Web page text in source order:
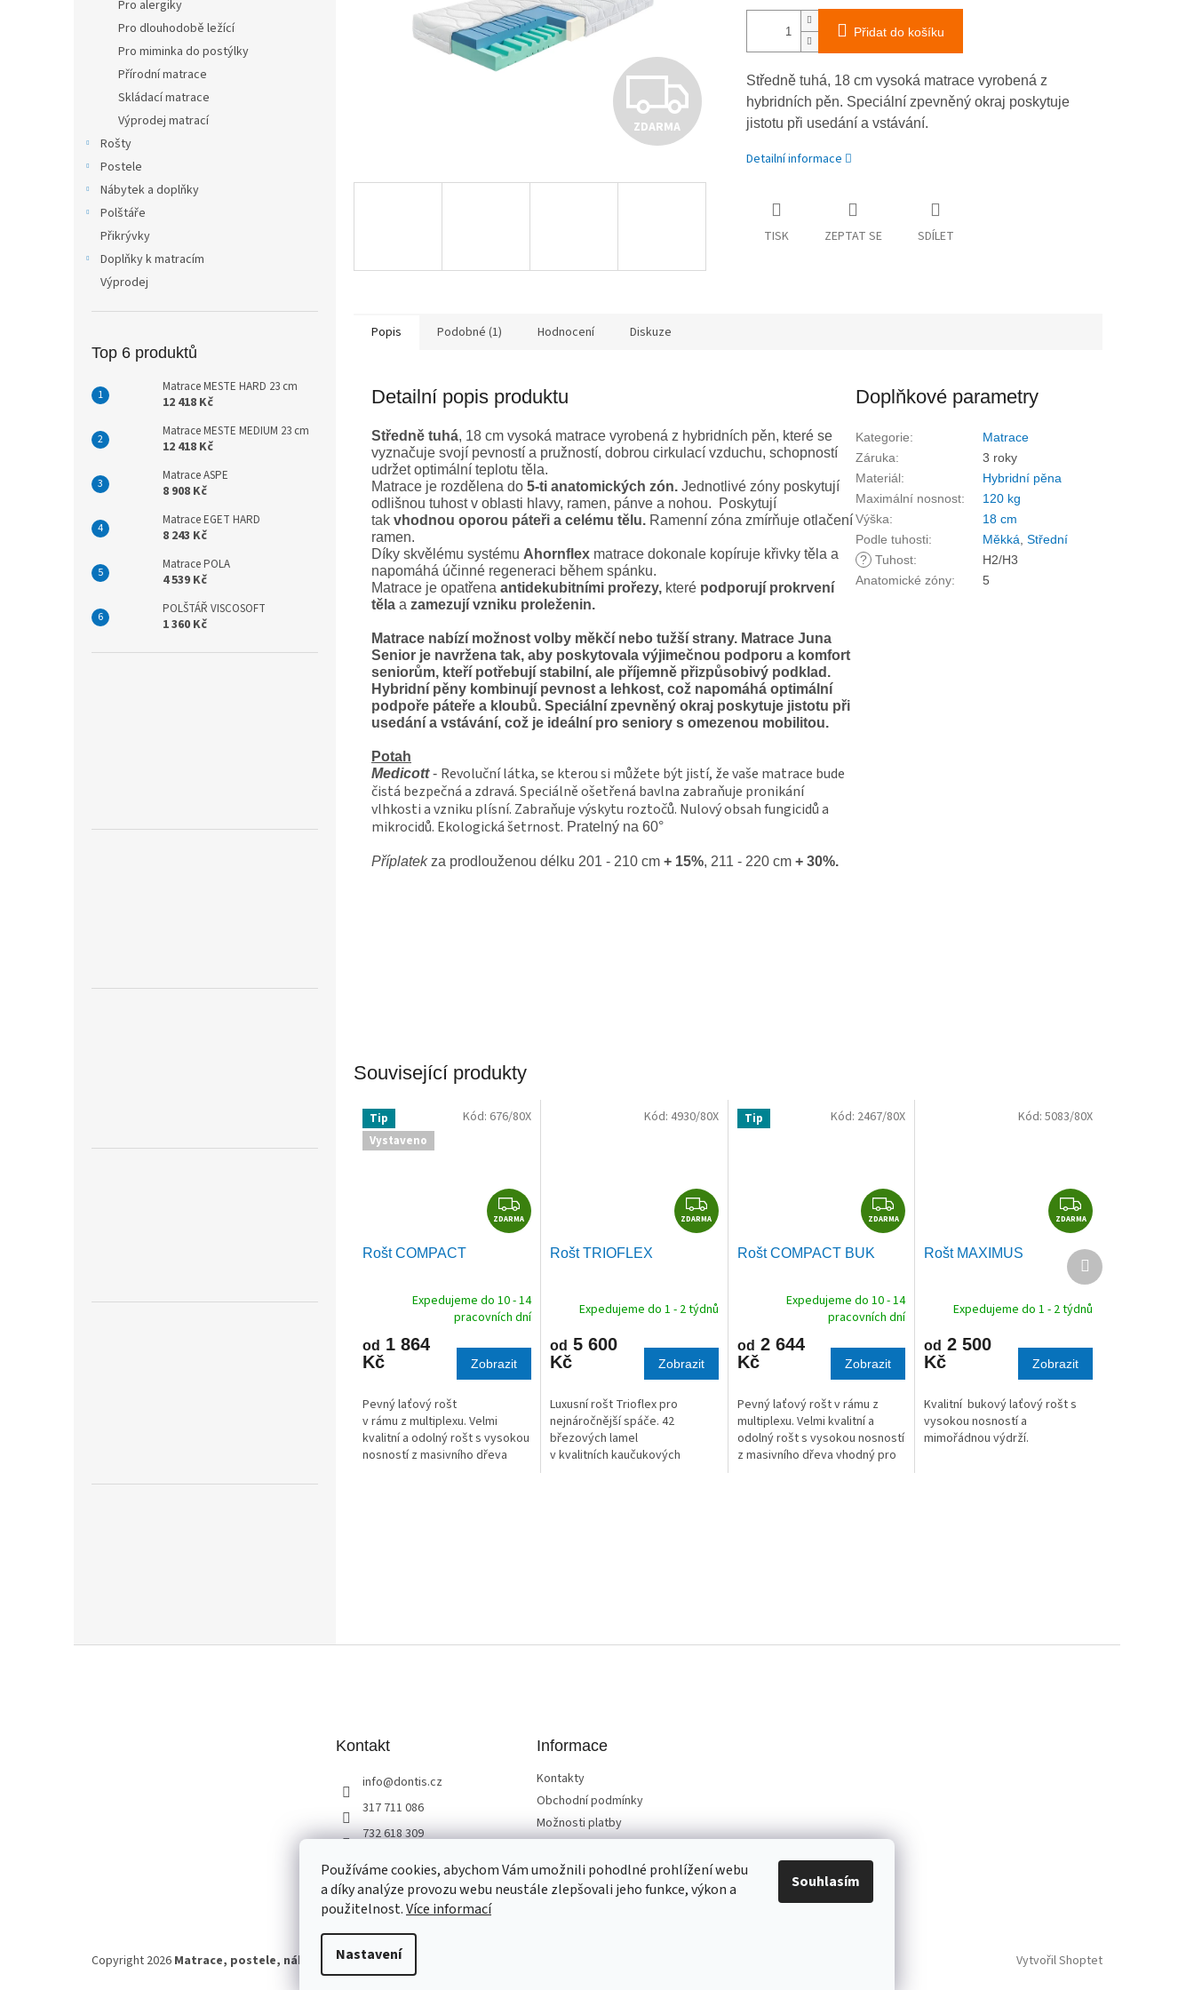
Používáme cookies, abychom Vám umožnili pohodlné prohlížení webu
a díky analýze provozu webu neustále zlepšovali jeho funkce, výkon a
použitelnost.Více informací
Nastavení
Souhlasím
Pro alergiky
Pro dlouhodobě ležící
Pro miminka do postýlky
Přírodní matrace
Skládací matrace
Výprodej matrací
Rošty
Postele
Nábytek a doplňky
Polštáře
Přikrývky
Doplňky k matracím
Výprodej
Top 6 produktů
Matrace MESTE HARD 23 cm
12 418 Kč
Matrace MESTE MEDIUM 23 cm
12 418 Kč
Matrace ASPE
8 908 Kč
Matrace EGET HARD
8 243 Kč
Matrace POLA
4 539 Kč
POLŠTÁŘ VISCOSOFT
1 360 Kč
Z
D
R
ZDARMA
Přidat do košíku
Středně tuhá, 18 cm vysoká matrace vyrobená z
hybridních pěn. Speciální zpevněný okraj poskytuje
jistotu při usedání a vstávání.
Detailní informace
TISK ZEPTAT SE SDÍLET
Popis Podobné (1) Hodnocení Diskuze
Detailní popis produktu
Středně tuhá, 18 cm vysoká matrace vyrobená z hybridních pěn, které se
vyznačuje svojí pevností a pružností, dobrou cirkulací vzduchu, schopností
udržet optimální teplotu těla.
Matrace je rozdělena do 5-ti anatomických zón. Jednotlivé zóny poskytují
odlišnou tuhost v oblasti hlavy, ramen, pánve a nohou. Poskytují
tak vhodnou oporou páteři a celému tělu. Ramenní zóna zmírňuje otlačení
ramen.
Díky skvělému systému Ahornflex matrace dokonale kopíruje křivky těla a
napomáhá účinné regeneraci během spánku.
Matrace je opatřena antidekubitními prořezy, které podporují prokrvení
těla a zamezují vzniku proleženin.
Matrace nabízí možnost volby měkčí nebo tužší strany. Matrace Juna
Senior je navržena tak, aby poskytovala výjimečnou podporu a komfort
seniorům, kteří potřebují stabilní, ale příjemně přizpůsobivý podklad.
Hybridní pěny kombinují pevnost a lehkost, což napomáhá optimální
podpoře páteře a kloubů. Speciální zpevněný okraj poskytuje jistotu při
usedání a vstávání, což je ideální pro seniory s omezenou mobilitou.
Potah
Medicott- Revoluční látka, se kterou si můžete být jistí, že vaše matrace bude
čistá bezpečná a zdravá. Speciálně ošetřená bavlna zabraňuje pronikání
vlhkosti a vzniku plísní. Zabraňuje výskytu roztočů. Nulový obsah fungicidů a
mikrocidů. Ekologická šetrnost. Pratelný na 60°
Příplatekza prodlouženou délku 201 - 210 cm + 15%, 211 - 220 cm + 30%.
Doplňkové parametry
Kategorie:
Matrace
Záruka:
3 roky
Materiál:
Hybridní pěna
Maximální nosnost:
120 kg
Výška:
18 cm
Podle tuhosti: Měkká ,Střední
? Tuhost:
H2/H3
Anatomické zóny: 5
Související produkty
Tip
Vystaveno
Z
D
A
ZDARMA
Rošt COMPACT
Expedujeme do 10 - 14
pracovních dní
od 1 864
Kč
Zobrazit
Pevný laťový rošt
v rámu z multiplexu. Velmi
kvalitní a odolný rošt s vysokou
nosností z masivního dřeva
Kód: 676/80X
Z
D
A
ZDARMA
Rošt TRIOFLEX
Expedujeme do 1 - 2 týdnů
od 5 600
Kč
Zobrazit
Luxusní rošt Trioflex pro
nejnáročnější spáče. 42
březových lamel
v kvalitních kaučukových
Kód: 4930/80X Tip
Z
D
A
ZDARMA
Rošt COMPACT BUK
Expedujeme do 10 - 14
pracovních dní
od 2 644
Kč
Zobrazit
Pevný laťový rošt v rámu z
multiplexu. Velmi kvalitní a
odolný rošt s vysokou nosností
z masivního dřeva vhodný pro
Kód: 2467/80X
Z
D
A
R
M
A
ZDARMA
Rošt MAXIMUS
Expedujeme do 1 - 2 týdnů
od 2 500
Kč
Zobrazit
Kvalitní bukový laťový rošt s
vysokou nosností a
mimořádnou výdrží.
Kód: 5083/80X
Další
produkt
Kontakt
info@dontis.cz
317 711 086
732 618 309
studio Dontis
Informace
Kontakty
Obchodní podmínky
Možnosti platby
Reklamace a vrácení zboží
Ochrana osobních údajů
Vytvořil Shoptet
Copyright 2026 Matrace, postele, nábytek Benešov. Všechna práva vyhrazena.